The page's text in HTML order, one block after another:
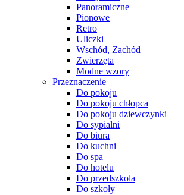
Panoramiczne
Pionowe
Retro
Uliczki
Wschód, Zachód
Zwierzęta
Modne wzory
Przeznaczenie
Do pokoju
Do pokoju chłopca
Do pokoju dziewczynki
Do sypialni
Do biura
Do kuchni
Do spa
Do hotelu
Do przedszkola
Do szkoły